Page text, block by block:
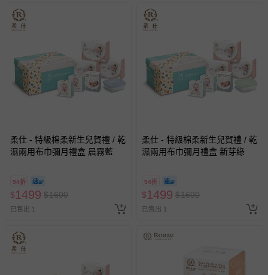
柔仕 - 特級棉柔新生兒賀禮 / 乾
濕兩用布巾彌月禮盒 晨霧藍
94折
$1499 $1600
已售出 1
柔仕 - 特級棉柔新生兒賀禮 / 乾
濕兩用布巾彌月禮盒 新芽綠
94折
$1499 $1600
已售出 1